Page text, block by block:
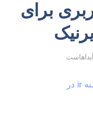
برای
آیداهاست